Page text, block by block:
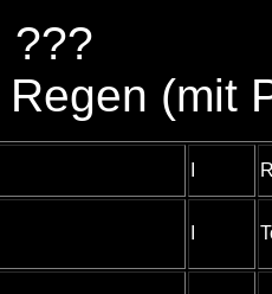
???
Regen (mit